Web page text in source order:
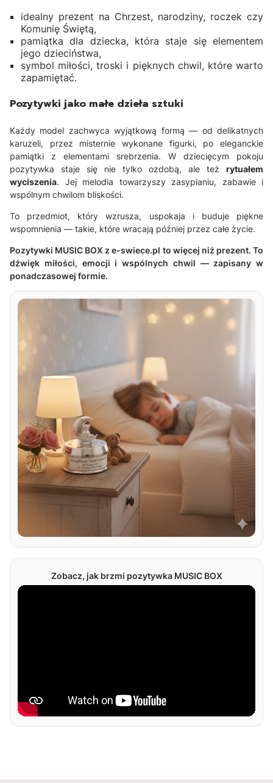
idealny prezent na Chrzest, narodziny, roczek czy
Komunię Świętą,
pamiątka dla dziecka, która staje się elementem
jego dzieciństwa,
symbol miłości, troski i pięknych chwil, które warto
zapamiętać.
Pozytywki jako małe dzieła sztuki
Każdy model zachwyca wyjątkową formą — od delikatnych
karuzeli, przez misternie wykonane figurki, po eleganckie
pamiątki z elementami srebrzenia. W dziecięcym pokoju
pozytywka staje się nie tylko ozdobą, ale też rytuałem
wyciszenia. Jej melodia towarzyszy zasypianiu, zabawie i
wspólnym chwilom bliskości.
To przedmiot, który wzrusza, uspokaja i buduje piękne
wspomnienia — takie, które wracają później przez całe życie.
Pozytywki MUSIC BOX z e-swiece.pl to więcej niż prezent. To
dźwięk miłości, emocji i wspólnych chwil — zapisany w
ponadczasowej formie.
Zobacz, jak brzmi pozytywka MUSIC BOX